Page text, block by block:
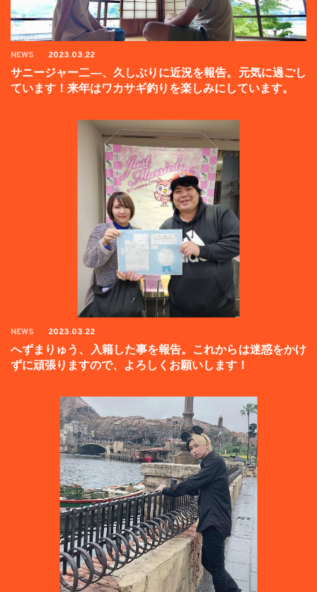
NEWS 2023.03.22
サニージャー二―、久しぶりに近況を報告。元気に過ごし
ています！来年はワカサギ釣りを楽しみにしています。
NEWS 2023.03.22
へずまりゅう、入籍した事を報告。これからは迷惑をかけ
ずに頑張りますので、よろしくお願いします！